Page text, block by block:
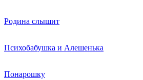
Родина слышит
Психобабушка и Алешенька
Понарошку